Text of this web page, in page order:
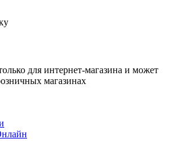
для интернет-магазина и может
магазинах